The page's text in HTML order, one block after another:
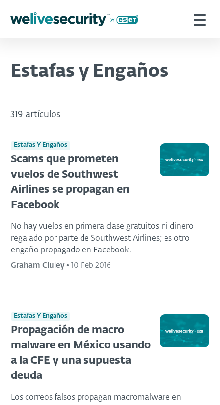
Estafas y Engaños
319 artículos
Estafas Y Engaños
Scams que prometen
vuelos de Southwest
Airlines se propagan en
Facebook
No hay vuelos en primera clase gratuitos ni dinero
regalado por parte de Southwest Airlines; es otro
engaño propagado en Facebook.
Graham Cluley• 10 Feb 2016
Estafas Y Engaños
Propagación de macro
malware en México usando
a la CFE y una supuesta
deuda
Los correos falsos propagan macromalware en